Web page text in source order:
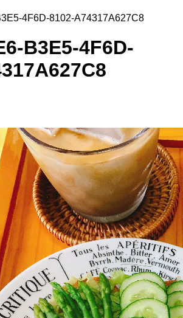
4F6D-8102-A74317A627C8
B3E5-4F6D-